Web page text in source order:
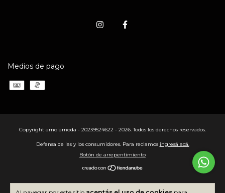
Medios de pago
Copyright amolamoda - 20239524622 - 2026. Todos los derechos reservados.
Defensa de las y los consumidores. Para reclamos ingresá acá.
Botón de arrepentimiento